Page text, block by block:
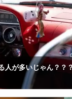
人が多いじゃん？？